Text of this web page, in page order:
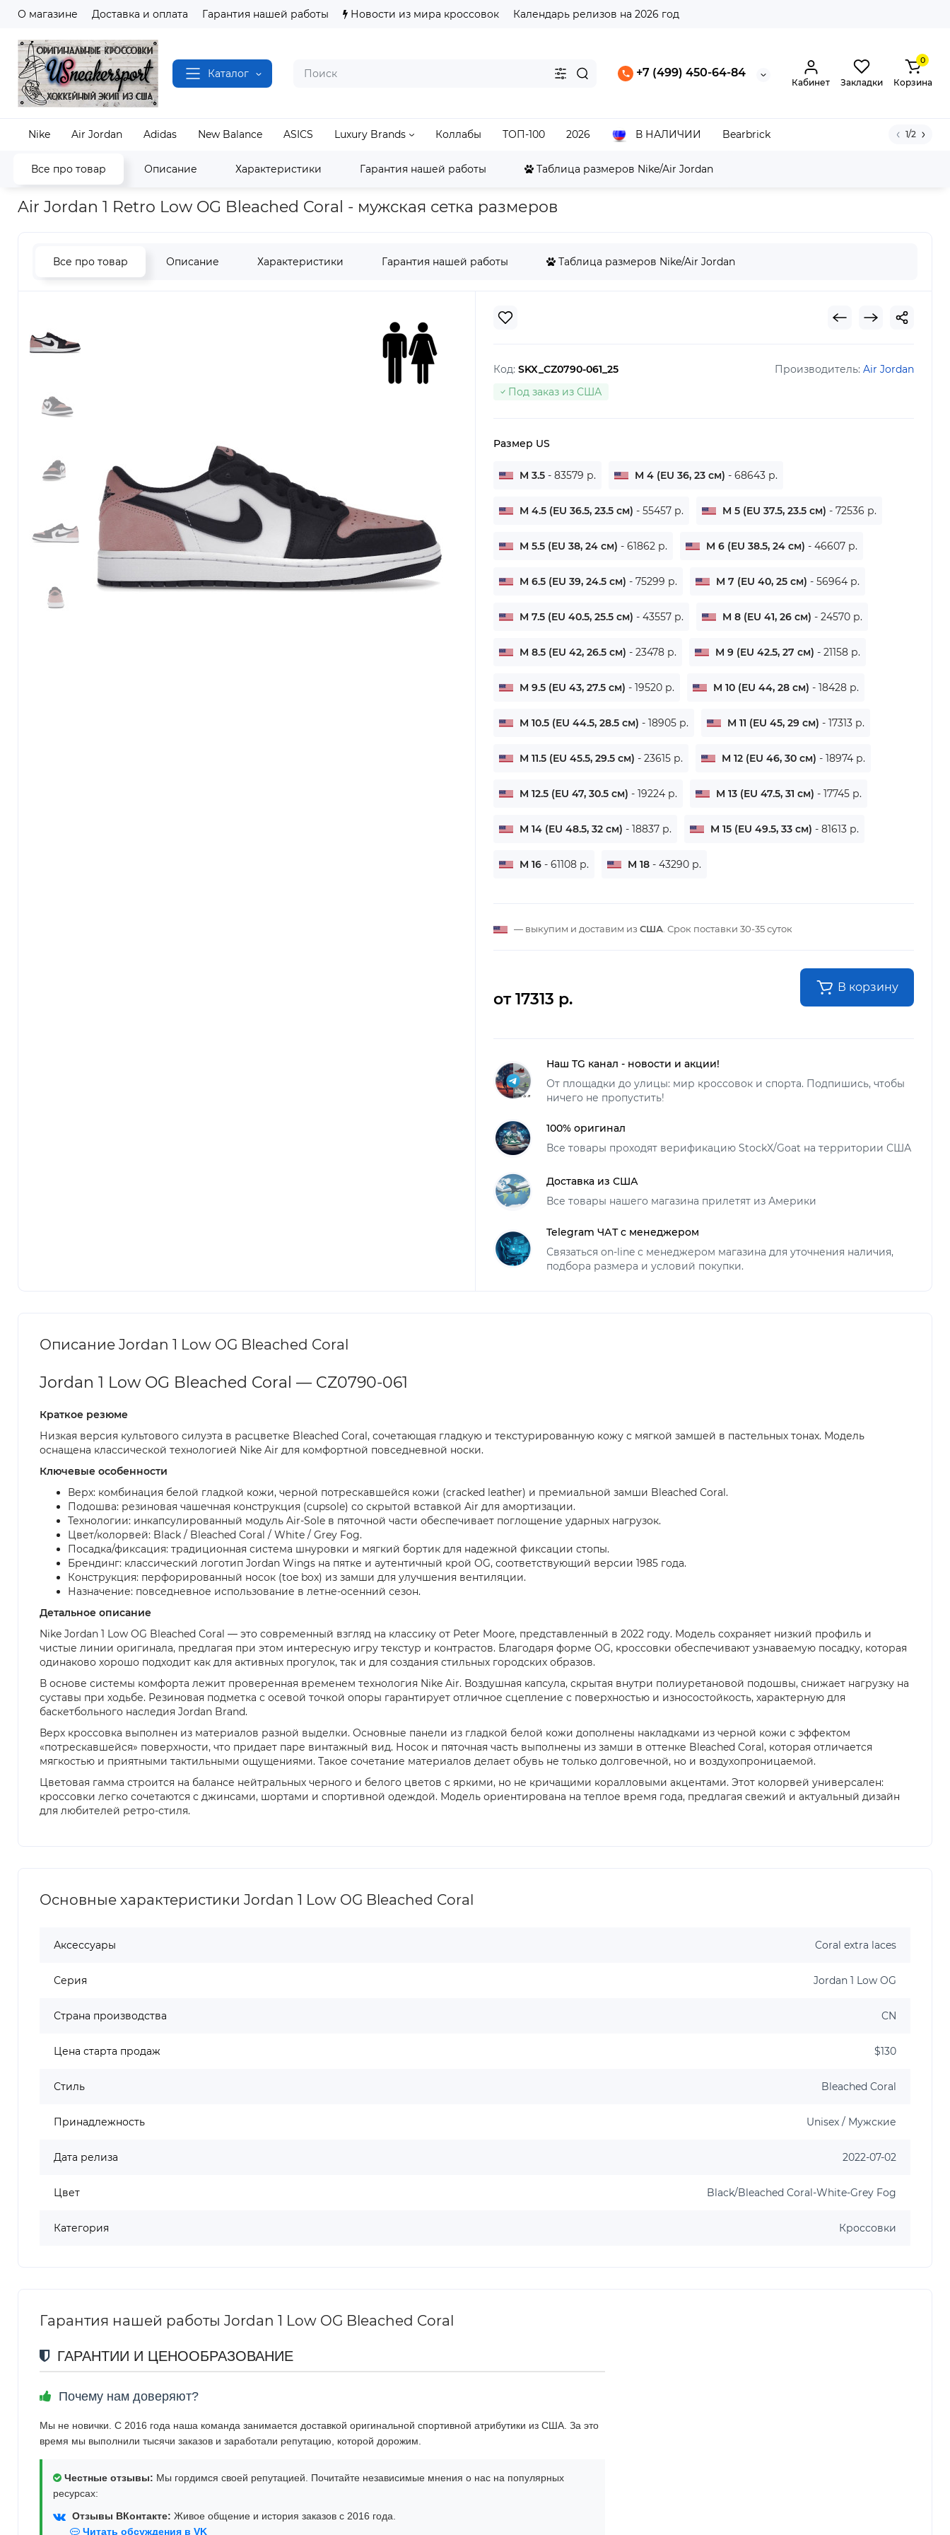
О магазине Доставка и оплата Гарантия нашей работы Новости из мира кроссовок Календарь релизов на 2026 год
Каталог +7 (499) 450-64-84
Кабинет Закладки
0
Корзина
Nike Air Jordan Adidas New Balance ASICS Luxury Brands Коллабы ТОП-100 2026 В НАЛИЧИИ Bearbrick 1/2
Все про товар Описание Характеристики Гарантия нашей работы Таблица размеров Nike/Air Jordan
Наш магазин Полный каталог кроссовок Air Jordan Jordan 1 Air Jordan 1 Low Jordan 1 Low OG Bleached Coral
Air Jordan 1 Retro Low OG Bleached Coral - мужская сетка размеров
Все про товар Описание Характеристики Гарантия нашей работы Таблица размеров Nike/Air Jordan
Код: SKX_CZ0790-061_25 Производитель: Air Jordan
Под заказ из США
Размер US
M 3.5 - 83579 р. M 4 (EU 36, 23 см) - 68643 р.
M 4.5 (EU 36.5, 23.5 см) - 55457 р. M 5 (EU 37.5, 23.5 см) - 72536 р.
M 5.5 (EU 38, 24 см) - 61862 р. M 6 (EU 38.5, 24 см) - 46607 р.
M 6.5 (EU 39, 24.5 см) - 75299 р. M 7 (EU 40, 25 см) - 56964 р.
M 7.5 (EU 40.5, 25.5 см) - 43557 р. M 8 (EU 41, 26 см) - 24570 р.
M 8.5 (EU 42, 26.5 см) - 23478 р. M 9 (EU 42.5, 27 см) - 21158 р.
M 9.5 (EU 43, 27.5 см) - 19520 р. M 10 (EU 44, 28 см) - 18428 р.
M 10.5 (EU 44.5, 28.5 см) - 18905 р. M 11 (EU 45, 29 см) - 17313 р.
M 11.5 (EU 45.5, 29.5 см) - 23615 р. M 12 (EU 46, 30 см) - 18974 р.
M 12.5 (EU 47, 30.5 см) - 19224 р. M 13 (EU 47.5, 31 см) - 17745 р.
M 14 (EU 48.5, 32 см) - 18837 р. M 15 (EU 49.5, 33 см) - 81613 р.
M 16 - 61108 р. M 18 - 43290 р.
— выкупим и доставим из США . Срок поставки 30-35 суток
от 17313 р.
В корзину
Наш TG канал - новости и акции!
От площадки до улицы: мир кроссовок и спорта. Подпишись, чтобы
ничего не пропустить!
100% оригинал
Все товары проходят верификацию StockX/Goat на территории США
Доставка из США
Все товары нашего магазина прилетят из Америки
Telegram ЧАТ с менеджером
Связаться on-line с менеджером магазина для уточнения наличия,
подбора размера и условий покупки.
Описание Jordan 1 Low OG Bleached Coral
Jordan 1 Low OG Bleached Coral — CZ0790-061
Краткое резюме
Низкая версия культового силуэта в расцветке Bleached Coral, сочетающая гладкую и текстурированную кожу с мягкой замшей в пастельных тонах. Модель
оснащена классической технологией Nike Air для комфортной повседневной носки.
Ключевые особенности
Верх: комбинация белой гладкой кожи, черной потрескавшейся кожи (cracked leather) и премиальной замши Bleached Coral.
Подошва: резиновая чашечная конструкция (cupsole) со скрытой вставкой Air для амортизации.
Технологии: инкапсулированный модуль Air-Sole в пяточной части обеспечивает поглощение ударных нагрузок.
Цвет/колорвей: Black / Bleached Coral / White / Grey Fog.
Посадка/фиксация: традиционная система шнуровки и мягкий бортик для надежной фиксации стопы.
Брендинг: классический логотип Jordan Wings на пятке и аутентичный крой OG, соответствующий версии 1985 года.
Конструкция: перфорированный носок (toe box) из замши для улучшения вентиляции.
Назначение: повседневное использование в летне-осенний сезон.
Детальное описание
Nike Jordan 1 Low OG Bleached Coral — это современный взгляд на классику от Peter Moore, представленный в 2022 году. Модель сохраняет низкий профиль и
чистые линии оригинала, предлагая при этом интересную игру текстур и контрастов. Благодаря форме OG, кроссовки обеспечивают узнаваемую посадку, которая
одинаково хорошо подходит как для активных прогулок, так и для создания стильных городских образов.
В основе системы комфорта лежит проверенная временем технология Nike Air. Воздушная капсула, скрытая внутри полиуретановой подошвы, снижает нагрузку на
суставы при ходьбе. Резиновая подметка с осевой точкой опоры гарантирует отличное сцепление с поверхностью и износостойкость, характерную для
баскетбольного наследия Jordan Brand.
Верх кроссовка выполнен из материалов разной выделки. Основные панели из гладкой белой кожи дополнены накладками из черной кожи с эффектом
«потрескавшейся» поверхности, что придает паре винтажный вид. Носок и пяточная часть выполнены из замши в оттенке Bleached Coral, которая отличается
мягкостью и приятными тактильными ощущениями. Такое сочетание материалов делает обувь не только долговечной, но и воздухопроницаемой.
Цветовая гамма строится на балансе нейтральных черного и белого цветов с яркими, но не кричащими коралловыми акцентами. Этот колорвей универсален:
кроссовки легко сочетаются с джинсами, шортами и спортивной одеждой. Модель ориентирована на теплое время года, предлагая свежий и актуальный дизайн
для любителей ретро-стиля.
Основные характеристики Jordan 1 Low OG Bleached Coral
Аксессуары Coral extra laces
Серия Jordan 1 Low OG
Страна производства CN
Цена старта продаж $130
Стиль Bleached Coral
Принадлежность Unisex / Мужские
Дата релиза 2022-07-02
Цвет Black/Bleached Coral-White-Grey Fog
Категория Кроссовки
Гарантия нашей работы Jordan 1 Low OG Bleached Coral
ГАРАНТИИ И ЦЕНООБРАЗОВАНИЕ
Почему нам доверяют?
Мы не новички. С 2016 года наша команда занимается доставкой оригинальной спортивной атрибутики из США. За это
время мы выполнили тысячи заказов и заработали репутацию, которой дорожим.
Честные отзывы: Мы гордимся своей репутацией. Почитайте независимые мнения о нас на популярных
ресурсах:
Отзывы ВКонтакте: Живое общение и история заказов с 2016 года.
Читать обсуждения в VK